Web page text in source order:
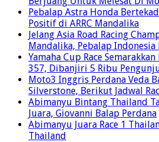
Pebalap Astra Honda
Positif di ARRC Mandalika
Jelang Asia Road Racing
Mandalika, Pebalap
Yamaha Cup Race
357, Dibanjiri 5 Ribu
Moto3 Inggris Perdana Veda
Silverstone, Berikut Jadwal
Abimanyu Bintang Thailand
Juara, Giovanni Balap Perdana
Abimanyu Juara Race 1
Thailand